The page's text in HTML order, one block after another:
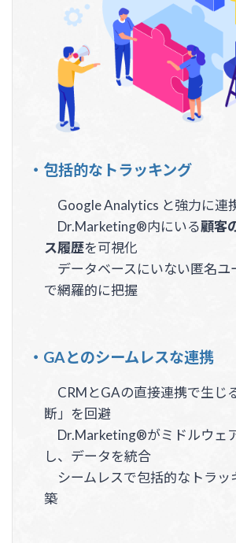
・包括的なトラッキング
Google Analytics と強力に連
Dr.Marketing®内にいる顧客
ス履歴を可視化
データベースにいない匿名ユ
で網羅的に把握
・GAとのシームレスな連携
CRMとGAの直接連携で生じ
断」を回避
Dr.Marketing®がミドルウェ
し、データを統合
シームレスで包括的なトラッ
築